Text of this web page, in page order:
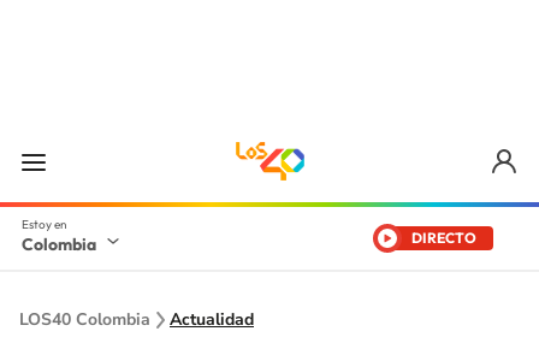
Colombia DIRECTO
LOS40 Colombia Actualidad